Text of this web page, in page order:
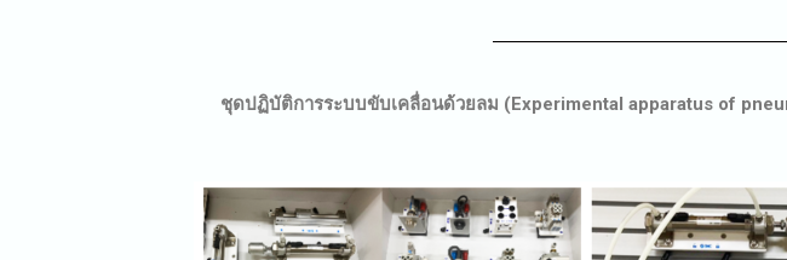
ชุดปฏิบัติการระบบขับเคลื่อนด้วยลม (Experimental apparatus of